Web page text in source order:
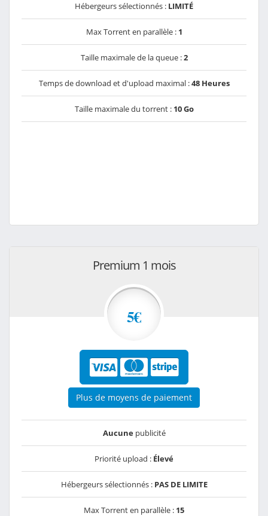
Hébergeurs sélectionnés : LIMITÉ
Max Torrent en parallèle : 1
Taille maximale de la queue :2
Temps de download et d'upload maximal :48 Heures
Taille maximale du torrent : 10 Go
Premium 1 mois
5€
Plus de moyens de paiement
Aucunepublicité
Priorité upload : Élevé
Hébergeurs sélectionnés : PAS DE LIMITE
Max Torrent en parallèle : 15